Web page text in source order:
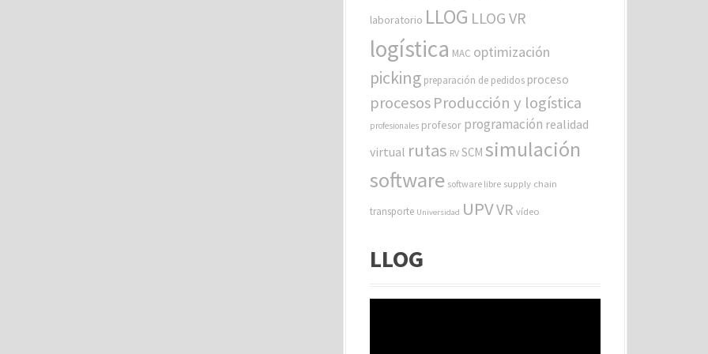
laboratorio LLOG LLOG VR
logística MAC optimización
picking preparación de pedidos proceso
procesosProducción y logística
profesionales profesor programación realidad
virtual rutas RV SCM simulación
software software libre supply chain
transporte Universidad UPVVR vídeo
LLOG